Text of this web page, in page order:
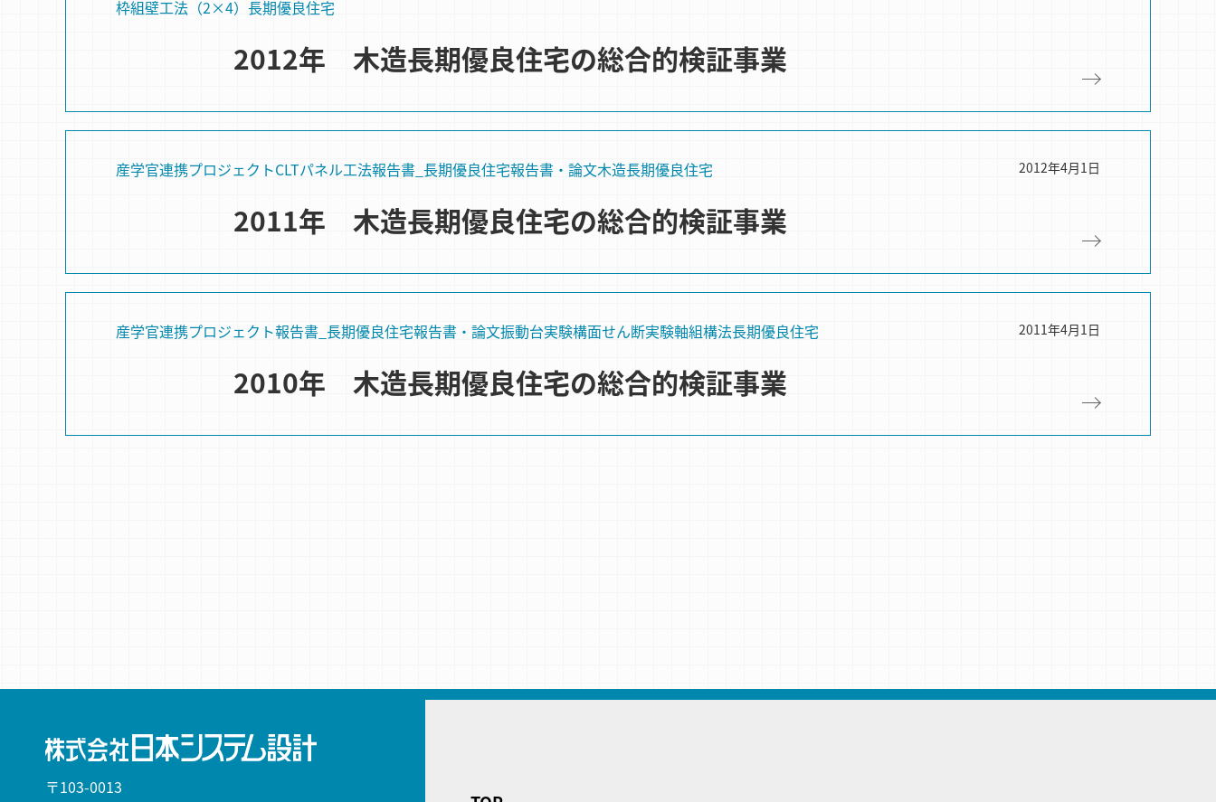
枠組壁⼯法（2×4） 長期優良住宅
2012年 木造長期優良住宅の総合的検証事業
産学官連携プロジェクトCLTパネル⼯法報告書_長期優良住宅報告書・論文木造長期優良住宅 2012年4月1日
2011年 木造長期優良住宅の総合的検証事業
産学官連携プロジェクト報告書_長期優良住宅報告書・論文振動台実験構⾯せん断実験軸組構法長期優良住宅 2011年4月1日
2010年 木造長期優良住宅の総合的検証事業
〒103-0013